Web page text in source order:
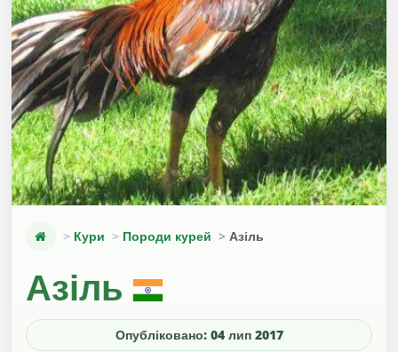
Кури Породи курей Азіль
Азіль
Опубліковано: 04 лип 2017